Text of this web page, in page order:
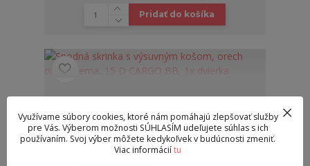
Pridať do košíka
Využívame súbory cookies, ktoré nám pomáhajú zlepšovať služby
pre Vás. Výberom možnosti SÚHLASÍM udeľujete súhlas s ich
používaním. Svoj výber môžete kedykoľvek v budúcnosti zmeniť.
Viac informáciítu